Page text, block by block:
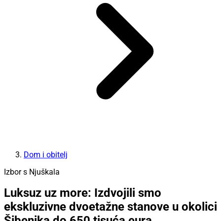
Dom i obitelj
Izbor s Njuškala
Luksuz uz more: Izdvojili smo
ekskluzivne dvoetažne stanove u okolici